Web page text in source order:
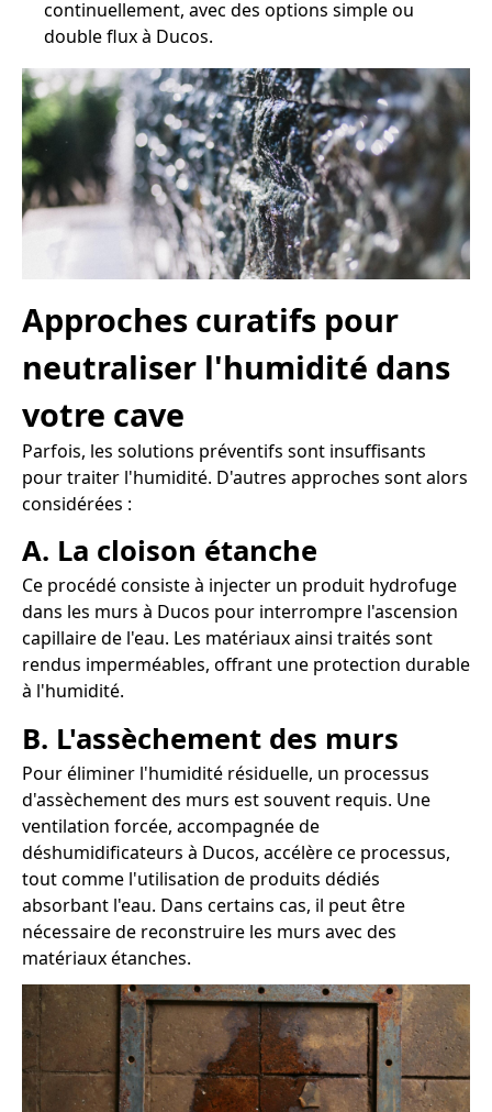
continuellement, avec des options simple ou
double flux à Ducos.
Approches curatifs pour
neutraliser l'humidité dans
votre cave
Parfois, les solutions préventifs sont insuffisants
pour traiter l'humidité. D'autres approches sont alors
considérées :
A. La cloison étanche
Ce procédé consiste à injecter un produit hydrofuge
dans les murs à Ducos pour interrompre l'ascension
capillaire de l'eau. Les matériaux ainsi traités sont
rendus imperméables, offrant une protection durable
à l'humidité.
B. L'assèchement des murs
Pour éliminer l'humidité résiduelle, un processus
d'assèchement des murs est souvent requis. Une
ventilation forcée, accompagnée de
déshumidificateurs à Ducos, accélère ce processus,
tout comme l'utilisation de produits dédiés
absorbant l'eau. Dans certains cas, il peut être
nécessaire de reconstruire les murs avec des
matériaux étanches.